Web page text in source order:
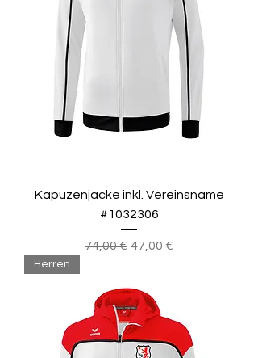
Kapuzenjacke inkl. Vereinsname
#1032306
Standardpreis
74,00 € Sale-Preis
47,00 €
Herren